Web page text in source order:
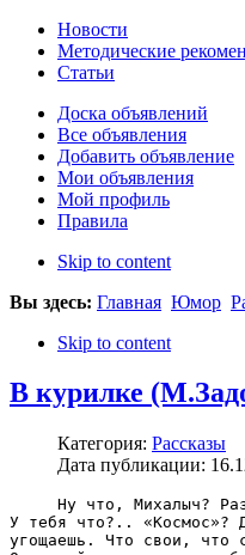
Новости
Методические
Статьи
Доска объявлений
Все объявления
Добавить объявление
Мои объявления
Мой профиль
Правила
Skip to content
Вы здесь: Главная Юмор
Skip to content
В курилке
Категория: Рассказы
Дата публикации:
Ну что, Михалыч?
У тебя что?.. «Космос»?
угощаешь. Что свои, что